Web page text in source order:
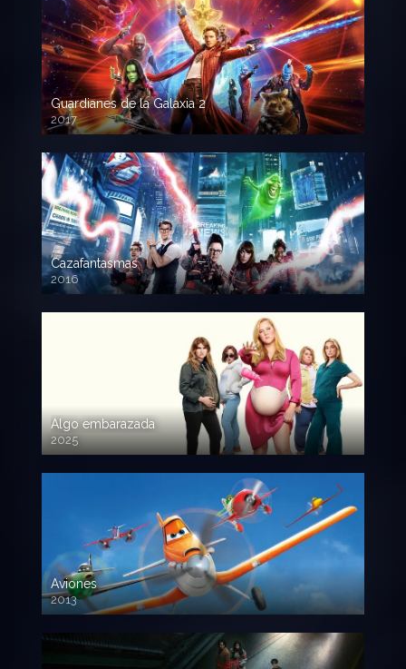
Guardianes de la Galaxia 2
2017
720p HD
Cazafantasmas
2016
720p HD
Algo embarazada
2025
720p HD
Aviones
2013
720 HD